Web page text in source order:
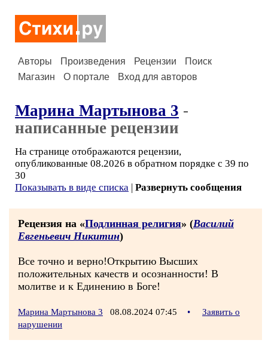
Авторы Произведения Рецензии
Поиск
Магазин
О портале Вход для авторов
Марина Мартынова 3 -
написанные рецензии
На странице отображаются рецензии,
опубликованные 08.2026 в обратном порядке с 39 по
30
Показывать в виде списка | Развернуть сообщения
Рецензия на «Подлинная религия» (Василий
Евгеньевич Никитин)
Все точно и верно!Открытию Высших
положительных качеств и осознанности! В
молитве и к Единению в Боге!
Марина Мартынова 3 08.08.2024 07:45 •
Заявить о
нарушении